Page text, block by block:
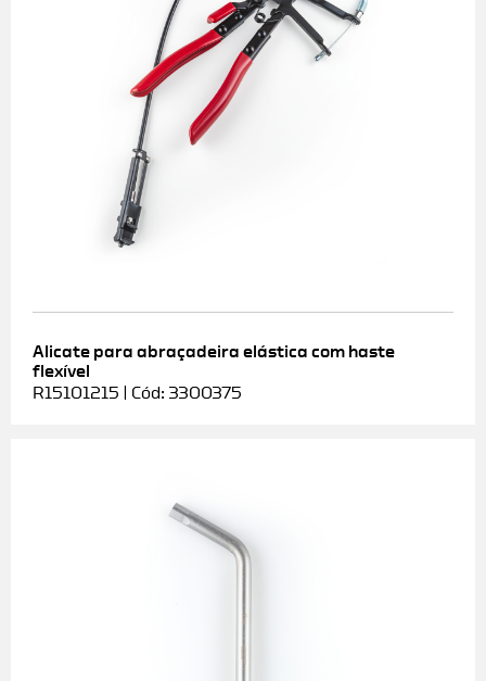
Alicate para abraçadeira elástica com haste
flexível
R15101215 | Cód: 3300375